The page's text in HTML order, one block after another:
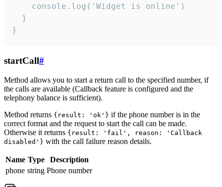
    console.log('Widget is online')
  }
}
startCall#
Method allows you to start a return call to the specified number, if
the calls are available (Callback feature is configured and the
telephony balance is sufficient).
Method returns {result: 'ok'} if the phone number is in the
correct format and the request to start the call can be made.
Otherwise it returns {result: 'fail', reason: 'Callback
disabled'} with the call failure reason details.
Name Type
Description
phone string Phone number